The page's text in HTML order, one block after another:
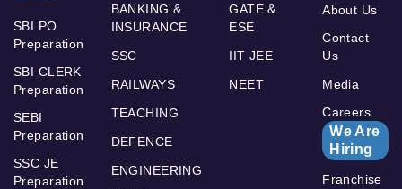
SBI PO
Preparation
SBI CLERK
Preparation
SEBI
Preparation
SSC JE
Preparation
BANKING &
INSURANCE
SSC
RAILWAYS
TEACHING
DEFENCE
ENGINEERING
GATE &
ESE
IIT JEE
NEET
About Us
Contact
Us
Media
Careers
We Are
Hiring
Franchise